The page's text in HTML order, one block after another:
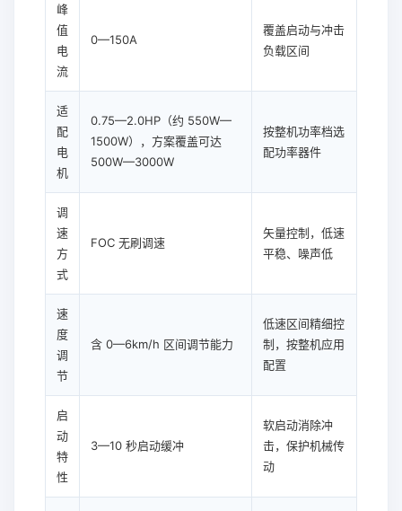
峰
值
电
流
0—150A
覆盖启动与冲击
负载区间
适
配
电
机
0.75—2.0HP（约 550W—
1500W），方案覆盖可达
500W—3000W
按整机功率档选
配功率器件
调
速
方
式
FOC 无刷调速
矢量控制，低速
平稳、噪声低
速
度
调
节
含 0—6km/h 区间调节能力
低速区间精细控
制，按整机应用
配置
启
动
特
性
3—10 秒启动缓冲
软启动消除冲
击，保护机械传
动